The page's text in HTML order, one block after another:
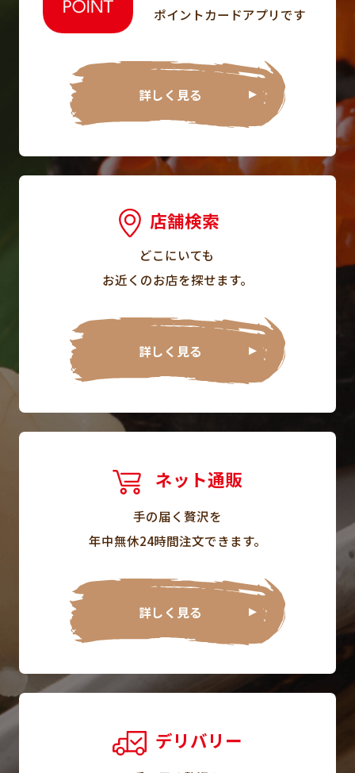
ポイントカードアプリです
詳しく見る
店舗検索
どこにいても
お近くのお店を探せます。
詳しく見る
ネット通販
手の届く贅沢を
年中無休24時間注文できます。
詳しく見る
デリバリー